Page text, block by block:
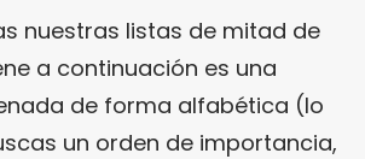
nuestras listas de mitad de
a continuación es una
de forma alfabética (lo
un orden de importancia,